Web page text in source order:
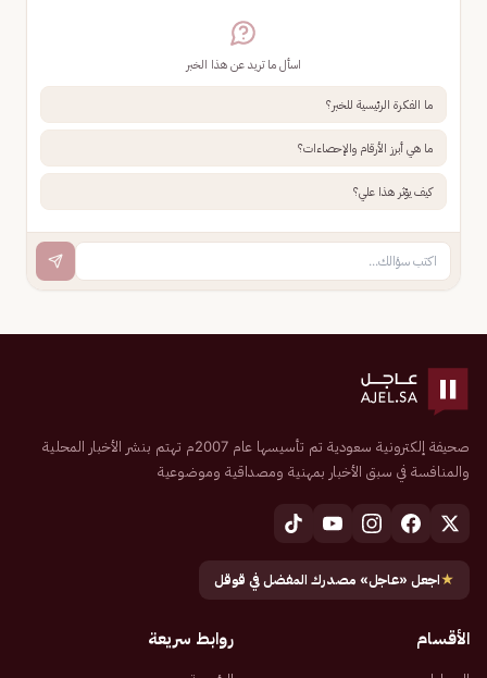
اسأل ما تريد عن هذا الخبر
ما الفكرة الرئيسية للخبر؟
ما هي أبرز الأرقام والإحصاءات؟
كيف يؤثر هذا علي؟
صحيفة إلكترونية سعودية تم تأسيسها عام 2007م تهتم بنشر الأخبار المحلية
والمنافسة في سبق الأخبار بمهنية ومصداقية وموضوعية
★اجعل «عاجل» مصدرك المفضل في قوقل
الأقسام روابط سريعة